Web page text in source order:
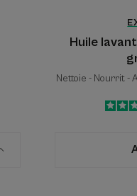
Huile
Nettoie - Nourrit -